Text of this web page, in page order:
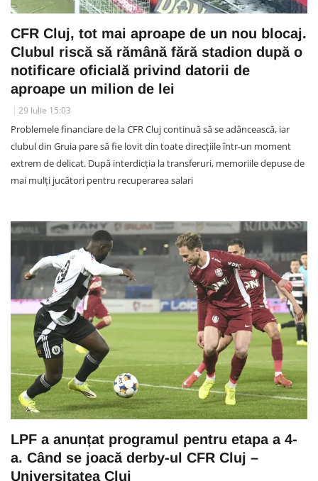
CFR Cluj, tot mai aproape de un nou blocaj.
Clubul riscă să rămână fără stadion după o
notificare oficială privind datorii de
aproape un milion de lei
29 Iulie 15:03
Problemele financiare de la CFR Cluj continuă să se adâncească, iar
clubul din Gruia pare să fie lovit din toate direcțiile într-un moment
extrem de delicat. După interdicția la transferuri, memoriile depuse de
mai mulți jucători pentru recuperarea salari
LPF a anunțat programul pentru etapa a 4-
a. Când se joacă derby-ul CFR Cluj –
Universitatea Cluj